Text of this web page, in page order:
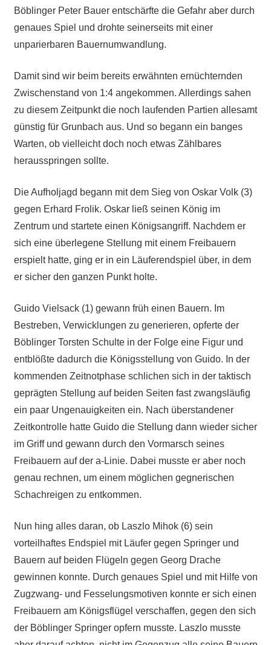
Böblinger Peter Bauer entschärfte die Gefahr aber durch
genaues Spiel und drohte seinerseits mit einer
unparierbaren Bauernumwandlung.
Damit sind wir beim bereits erwähnten ernüchternden
Zwischenstand von 1:4 angekommen. Allerdings sahen
zu diesem Zeitpunkt die noch laufenden Partien allesamt
günstig für Grunbach aus. Und so begann ein banges
Warten, ob vielleicht doch noch etwas Zählbares
herausspringen sollte.
Die Aufholjagd begann mit dem Sieg von Oskar Volk (3)
gegen Erhard Frolik. Oskar ließ seinen König im
Zentrum und startete einen Königsangriff. Nachdem er
sich eine überlegene Stellung mit einem Freibauern
erspielt hatte, ging er in ein Läuferendspiel über, in dem
er sicher den ganzen Punkt holte.
Guido Vielsack (1) gewann früh einen Bauern. Im
Bestreben, Verwicklungen zu generieren, opferte der
Böblinger Torsten Schulte in der Folge eine Figur und
entblößte dadurch die Königsstellung von Guido. In der
kommenden Zeitnotphase schlichen sich in der taktisch
geprägten Stellung auf beiden Seiten fast zwangsläufig
ein paar Ungenauigkeiten ein. Nach überstandener
Zeitkontrolle hatte Guido die Stellung dann wieder sicher
im Griff und gewann durch den Vormarsch seines
Freibauern auf der a-Linie. Dabei musste er aber noch
genau rechnen, um einem möglichen gegnerischen
Schachreigen zu entkommen.
Nun hing alles daran, ob Laszlo Mihok (6) sein
vorteilhaftes Endspiel mit Läufer gegen Springer und
Bauern auf beiden Flügeln gegen Georg Drache
gewinnen konnte. Durch genaues Spiel und mit Hilfe von
Zugzwang- und Fesselungsmotiven konnte er sich einen
Freibauern am Königsflügel verschaffen, gegen den sich
der Böblinger Springer opfern musste. Laszlo musste